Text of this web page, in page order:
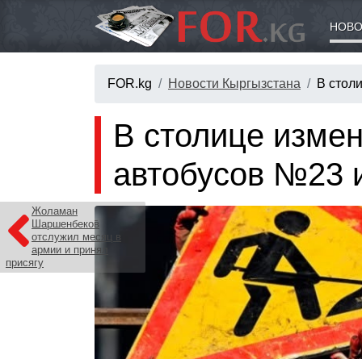
FOR.kg Новости Кыргызстана В
Жоламан
Шаршенбеков
отслужил месяц в
армии и принял
присягу
В столице
автобусов №23